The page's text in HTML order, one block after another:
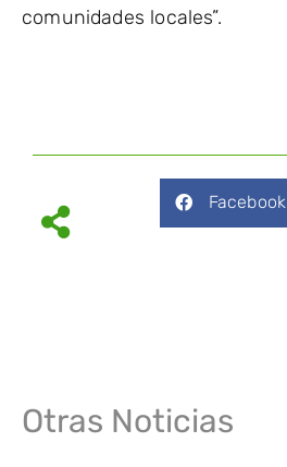
comunidades locales”.
Facebook
Otras Noticias